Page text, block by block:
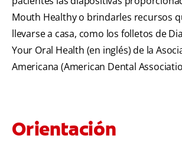
Mouth Healthy o brindarles recursos
llevarse a casa, como los folletos de
Your Oral Health (en inglés) de la
Americana (American Dental
Orientación